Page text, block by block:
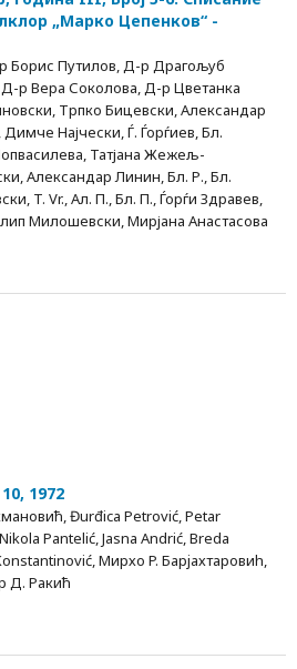
„Марко Цепенков“ -
Борис Путилов, Д-р Драгољуб
Д-р Вера Соколова, Д-р Цветанка
Трпко Бицевски, Александар
Најчески, Ѓ. Ѓорѓиев, Бл.
Татјана Жежељ-
Александар Линин, Бл. Р., Бл.
T. Vr., Ал. П., Бл. П., Ѓорѓи Здравев,
Милошевски, Мирјана Анастасова
1972
Đurđica Petrović, Petar
Pantelić, Jasna Andrić, Breda
Мирхо P. Бapjaхтаровиh,
Д. Ракић